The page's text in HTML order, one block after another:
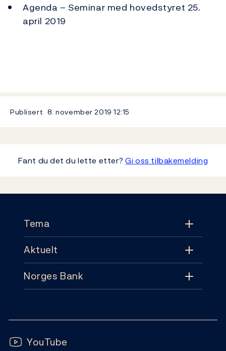
Agenda – Seminar med hovedstyret 25.
april 2019
Publisert 8. november 201912:15
Fant du det du lette etter?Gi oss tilbakemelding
Tema
Tema
Pengepolitikk
Sedler og mynter
Aktuelt
Aktuelt
Publikasjoner
Norges Bank
Abonnement
Følg oss:
YouTube